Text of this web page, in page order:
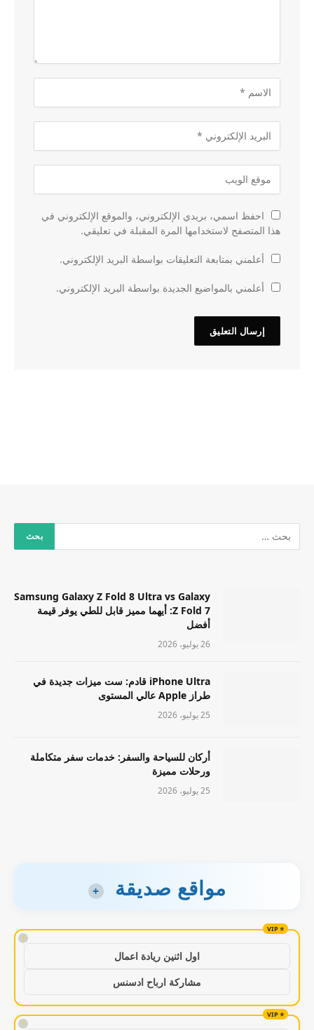
احفظ اسمي، بريدي الإلكتروني، والموقع الإلكتروني في
هذا المتصفح لاستخدامها المرة المقبلة في تعليقي.
أعلمني بمتابعة التعليقات بواسطة البريد الإلكتروني.
أعلمني بالمواضيع الجديدة بواسطة البريد الإلكتروني.
Samsung Galaxy Z Fold 8 Ultra vs Galaxy
Z Fold 7: أيهما مميز قابل للطي يوفر قيمة
أفضل
26 يوليو، 2026
iPhone Ultra قادم: ست ميزات جديدة في
طراز Apple عالي المستوى
25 يوليو، 2026
أركان للسياحة والسفر: خدمات سفر متكاملة
ورحلات مميزة
25 يوليو، 2026
مواقع صديقة +
!
اول اثنين ريادة اعمال
مشاركة ارباح ادسنس
!